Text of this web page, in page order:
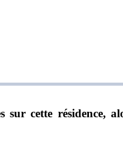
sur cette résidence,